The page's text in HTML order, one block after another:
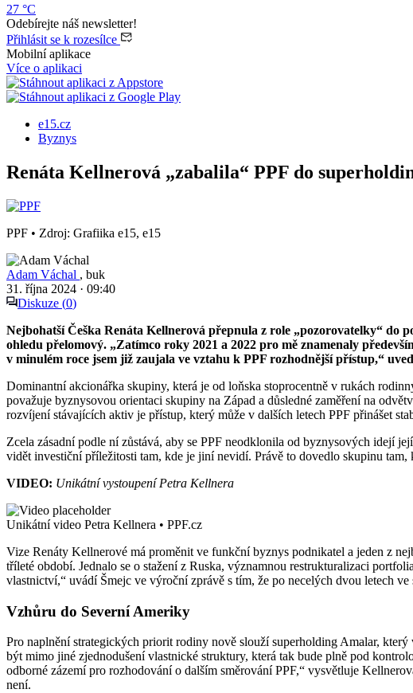
27 °C
Odebírejte náš newsletter!
Přihlásit se k rozesílce
Mobilní aplikace
Více o aplikaci
e15.cz
Byznys
Renáta Kellnerová „zabalila“ PPF do
PPF • Zdroj: Grafiika e15, e15
Adam Váchal , buk
31. října 2024 · 09:40
Diskuze (0)
Nejbohatší Češka Renáta Kellnerová přepnula z role „pozorovatelky“
ohledu přelomový. „Zatímco roky 2021 a 2022 pro mě znamenaly
v minulém roce jsem již zaujala ve vztahu k PPF rozhodnější přístup,“
Dominantní akcionářka skupiny, která je od loňska stoprocentně v rukách
považuje byznysovou orientaci skupiny na Západ a důsledné zaměření na
rozvíjení stávajících aktiv je přístup, který může v dalších letech PPF přinášet
Zcela zásadní podle ní zůstává, aby se PPF neodklonila od byznysových idejí
vidět investiční příležitosti tam, kde je jiní nevidí. Právě to dovedlo skupinu
VIDEO: Unikátní vystoupení Petra Kellnera
Unikátní video Petra Kellnera • PPF.cz
Vize Renáty Kellnerové má proměnit ve funkční byznys podnikatel a jeden z
tříleté období. Jednalo se o stažení z Ruska, významnou restrukturalizaci
vlastnictví,“ uvádí Šmejc ve výroční zprávě s tím, že po necelých dvou letech
Vzhůru do Severní Ameriky
Pro naplnění strategických priorit rodiny nově slouží superholding Amalar,
být mimo jiné zjednodušení vlastnické struktury, která tak bude plně pod
odborné zázemí pro rozhodování o dalším směrování PPF,“ vysvětluje
není.